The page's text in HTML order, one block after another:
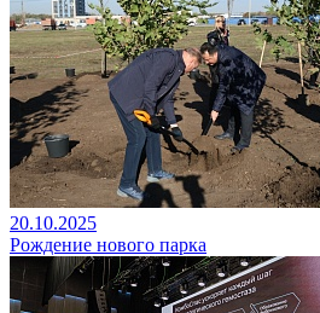
20.10.2025
Рождение нового парка